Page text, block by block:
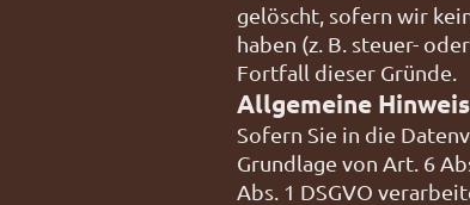
gelöscht, sofern wir
haben (z. B. steuer-
Fortfall dieser Gründe.
Allgemeine
Sofern Sie in die
Grundlage von Art. 6
Abs. 1 DSGVO